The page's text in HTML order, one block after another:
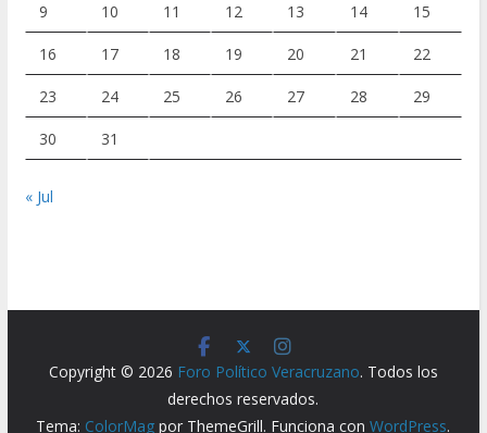
9 10 11 12 13 14 15
16 17 18 19 20 21 22
23 24 25 26 27 28 29
30 31
« Jul
Copyright © 2026 Foro Político Veracruzano. Todos los
derechos reservados.
Tema: ColorMag por ThemeGrill. Funciona conWordPress.